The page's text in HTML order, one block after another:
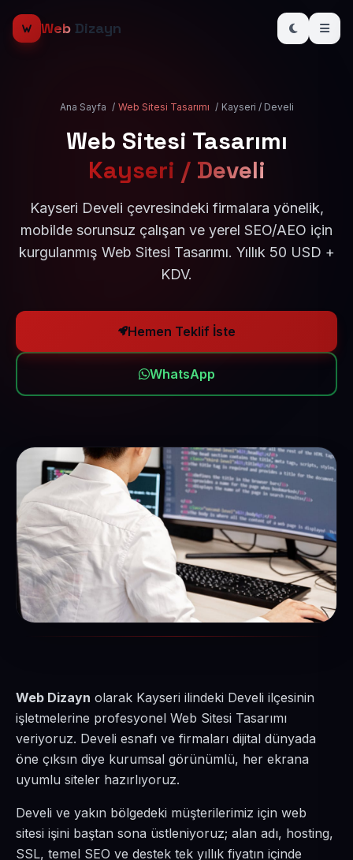
Web Dizayn
Ana Sayfa / Web Sitesi Tasarımı / Kayseri / Develi
Web Sitesi Tasarımı
Kayseri / Develi
Kayseri Develi çevresindeki firmalara yönelik,
mobilde sorunsuz çalışan ve yerel SEO/AEO için
kurgulanmış Web Sitesi Tasarımı. Yıllık 50 USD +
KDV.
Hemen Teklif İste
WhatsApp
Web Dizayn olarak Kayseri ilindeki Develi ilçesinin
işletmelerine profesyonel Web Sitesi Tasarımı
veriyoruz. Develi esnafı ve firmaları dijital dünyada
öne çıksın diye kurumsal görünümlü, her ekrana
uyumlu siteler hazırlıyoruz.
Develi ve yakın bölgedeki müşterilerimiz için web
sitesi işini baştan sona üstleniyoruz; alan adı, hosting,
SSL, temel SEO ve destek tek yıllık fiyatın içinde